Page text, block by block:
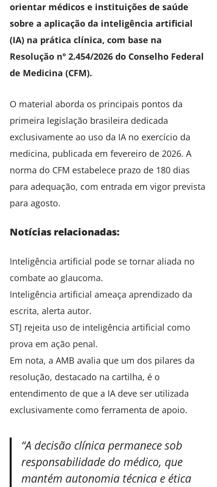
orientar médicos e instituições de saúde
sobre a aplicação da inteligência artificial
(IA) na prática clínica, com base na
Resolução nº 2.454/2026 do Conselho Federal
de Medicina (CFM).
O material aborda os principais pontos da
primeira legislação brasileira dedicada
exclusivamente ao uso da IA no exercício da
medicina, publicada em fevereiro de 2026. A
norma do CFM estabelece prazo de 180 dias
para adequação, com entrada em vigor prevista
para agosto.
Notícias relacionadas:
Inteligência artificial pode se tornar aliada no
combate ao glaucoma.
Inteligência artificial ameaça aprendizado da
escrita, alerta autor.
STJ rejeita uso de inteligência artificial como
prova em ação penal.
Em nota, a AMB avalia que um dos pilares da
resolução, destacado na cartilha, é o
entendimento de que a IA deve ser utilizada
exclusivamente como ferramenta de apoio.
“A decisão clínica permanece sob
responsabilidade do médico, que
mantém autonomia técnica e ética